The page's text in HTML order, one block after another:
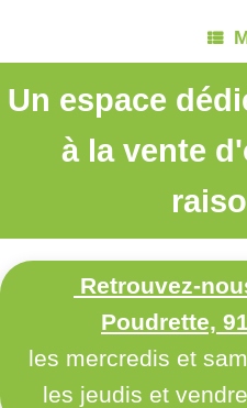
Un espace
à la vente
Retrouvez-
Poudrette,
les mercredis et
les jeudis et